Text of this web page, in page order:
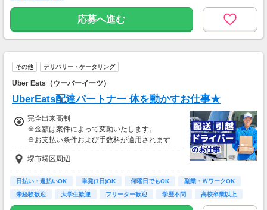
払いますが、可能な場合は、より早く、週払い
で前週稼働分をお支払いします。
登録の際に、希望配達エリアを選択いただき、
そのエリアでの業務を委託します（業務委
応募へ進む
その他 デリバリー・ケータリング
Uber Eats（ウーバーイーツ）
UberEats配達パートナー 体を動かすお仕事★
完全出来高制
※金額は案件によって変動いたします。
※お支払い条件および手数料が適用されます
堺市堺区周辺
日払い・週払いOK 単発(1日)OK 何曜日でもOK
副業・ＷワークOK
未経験歓迎
大学生歓迎 フリーター歓迎 学歴不問 高校卒業以上